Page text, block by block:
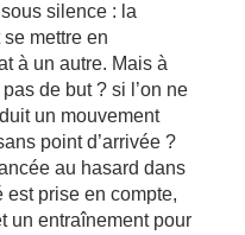
silence : la
mettre en
à un autre. Mais à
de but ? si l’on ne
un mouvement
point d’arrivée ?
au hasard dans
est prise en compte,
un entraînement pour